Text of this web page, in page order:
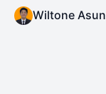
Wiltone